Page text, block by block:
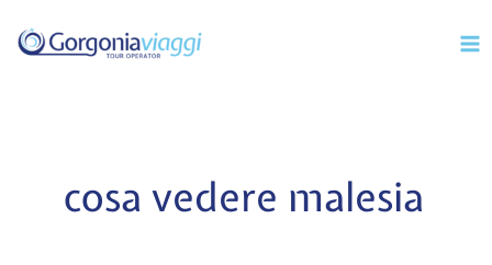
contenuto
cosa vedere malesia